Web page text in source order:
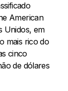
American
Unidos, em
mais rico do
cinco
de dólares